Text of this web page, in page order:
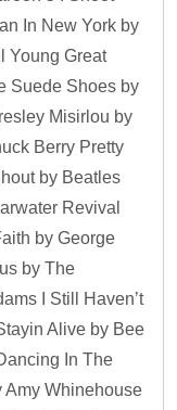
In New York by
Young Great
Suede Shoes by
Misirlou by
Berry Pretty
by Beatles
Revival
by George
by The
I Still Haven’t
Alive by Bee
In The
Amy Whinehouse